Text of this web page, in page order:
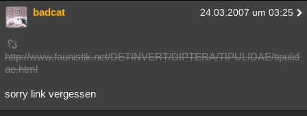
badcat 24.03.2007 um 03:25
http://www.faunistik.net/DETINVERT/DIPTERA/TIPULIDAE/tipulid
ae.html
sorry link vergessen